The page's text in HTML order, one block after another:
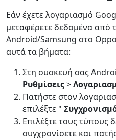
Εάν έχετε λογαριασμό
μεταφέρετε δεδομένα από
Android/Samsung στο
αυτά τα βήματα:
Στη συσκευή σας
Ρυθμίσεις>
Πατήστε στον
επιλέξτε "
Επιλέξτε τους τύπους
συγχρονίσετε και